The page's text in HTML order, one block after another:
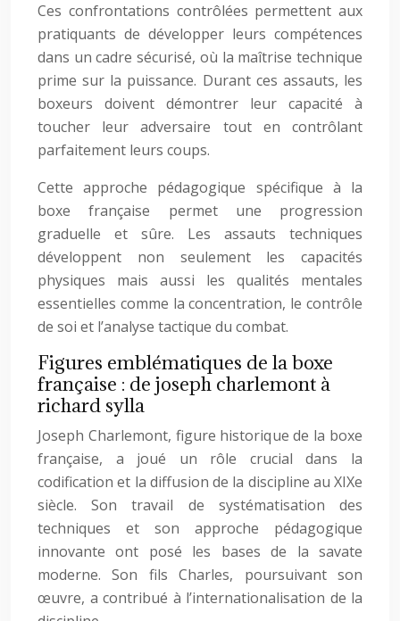
Ces confrontations contrôlées permettent aux
pratiquants de développer leurs compétences
dans un cadre sécurisé, où la maîtrise technique
prime sur la puissance. Durant ces assauts, les
boxeurs doivent démontrer leur capacité à
toucher leur adversaire tout en contrôlant
parfaitement leurs coups.
Cette approche pédagogique spécifique à la
boxe française permet une progression
graduelle et sûre. Les assauts techniques
développent non seulement les capacités
physiques mais aussi les qualités mentales
essentielles comme la concentration, le contrôle
de soi et l’analyse tactique du combat.
Figures emblématiques de la boxe
française : de joseph charlemont à
richard sylla
Joseph Charlemont, figure historique de la boxe
française, a joué un rôle crucial dans la
codification et la diffusion de la discipline au XIXe
siècle. Son travail de systématisation des
techniques et son approche pédagogique
innovante ont posé les bases de la savate
moderne. Son fils Charles, poursuivant son
œuvre, a contribué à l’internationalisation de la